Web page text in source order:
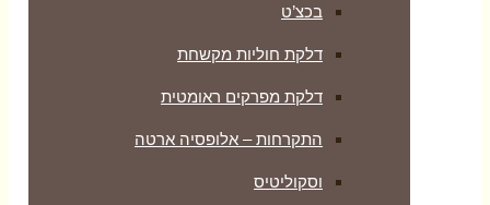
בכצ’ט
דלקת חוליות מקשחת
דלקת מפרקים ראומטית
התקרחות – אלופסיה ארטה
וסקוליטיס